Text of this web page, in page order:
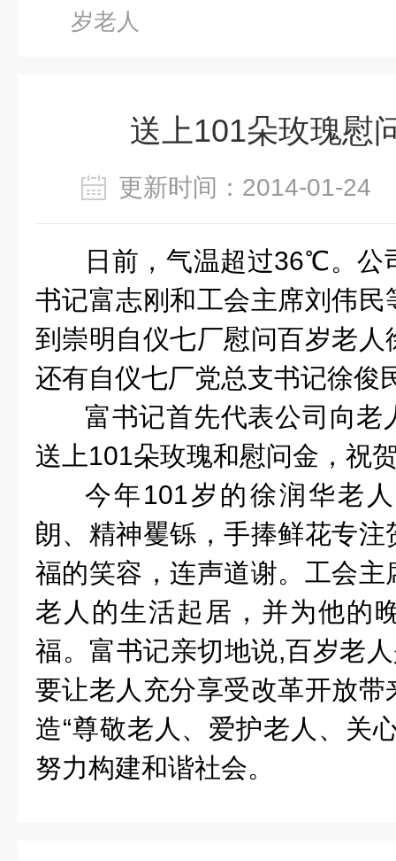
岁老人
送上101朵玫瑰慰
更新时间：2014-01-
日前，气温超过36℃。公
书记富志刚和工会主席刘伟
到崇明自仪七厂慰问百岁老人
还有自仪七厂党总支书记徐俊
富书记首先代表公司向老
送上101朵玫瑰和慰问金，祝
今年101岁的徐润华老
朗、精神矍铄，手捧鲜花专注
福的笑容，连声道谢。工会
老人的生活起居，并为他的
福。 富书记亲切地说,百岁老
要让老人充分享受改革开放
造“尊敬老人、爱护老人、关
努力构建和谐社会。